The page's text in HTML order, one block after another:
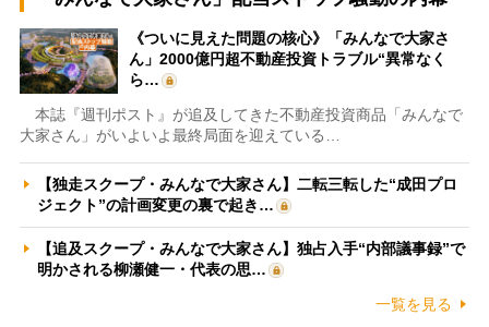
《ついに見えた問題の核心》「みんなで大家さ
ん」2000億円超不動産投資トラブル“異常なく
ら…
本誌『週刊ポスト』が追及してきた不動産投資商品「みんなで
大家さん」がいよいよ最終局面を迎えている…
【独走スクープ・みんなで大家さん】二転三転した“成田プロ
ジェクト”の計画変更の裏で起き…
【追及スクープ・みんなで大家さん】独占入手“内部議事録”で
明かされる柳瀬健一・代表の思…
一覧を見る